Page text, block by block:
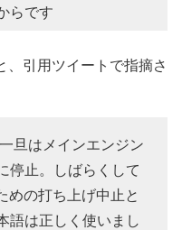
らです
February 17,
、引用ツイートで指摘さ
旦はメインエンジン
停止。しばらくして
めの打ち上げ中止と
語は正しく使いまし